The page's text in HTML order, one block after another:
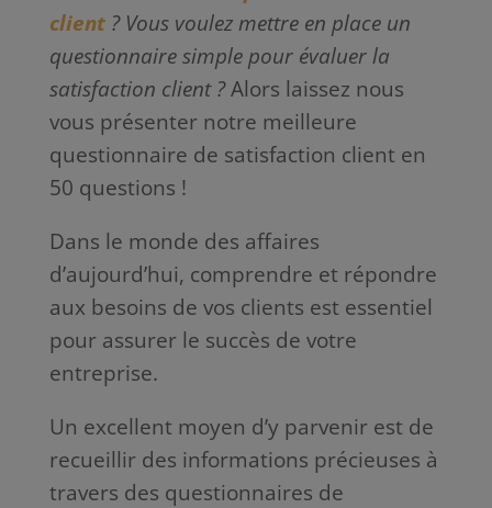
client? Vous voulez mettre en place un
questionnaire simple pour évaluer la
satisfaction client ?Alors laissez nous
vous présenter notre meilleure
questionnaire de satisfaction client en
50 questions !
Dans le monde des affaires
d’aujourd’hui, comprendre et répondre
aux besoins de vos clients est essentiel
pour assurer le succès de votre
entreprise.
Un excellent moyen d’y parvenir est de
recueillir des informations précieuses à
travers des questionnaires de